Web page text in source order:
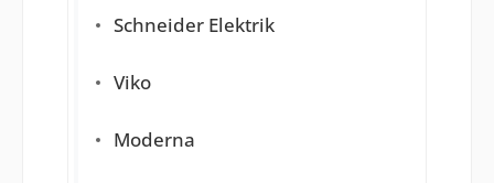
Schneider Elektrik
Viko
Moderna